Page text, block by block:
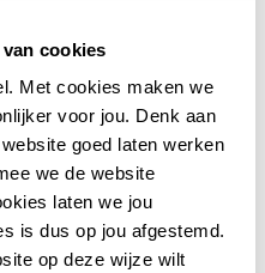
cookies
Met cookies maken we
voor jou. Denk aan
goed laten werken
we de website
laten we jou
is dus op jou afgestemd.
op deze wijze wilt